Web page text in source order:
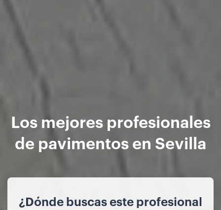
Los mejores profesionales
de pavimentos en Sevilla
¿Dónde buscas este profesional